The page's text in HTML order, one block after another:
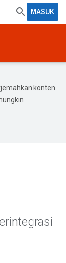
MASUK
konten